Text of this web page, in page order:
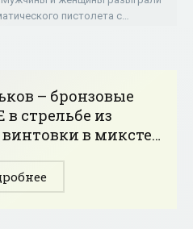
пистолета с
– бронзовые
стрельбе из
в миксте -